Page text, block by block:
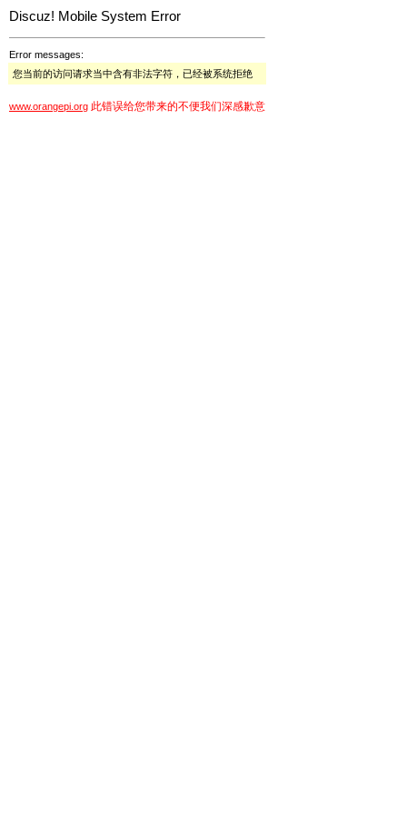
Discuz! Mobile System Error
Error messages:
您当前的访问请求当中含有非法字符，已经被系统拒绝
www.orangepi.org 此错误给您带来的不便我们深感歉意